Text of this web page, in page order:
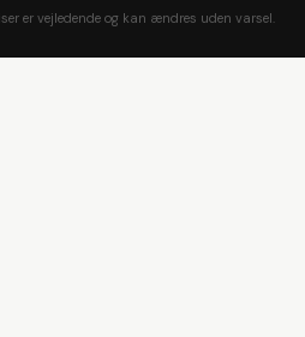
er vejledende og kan ændres uden varsel.